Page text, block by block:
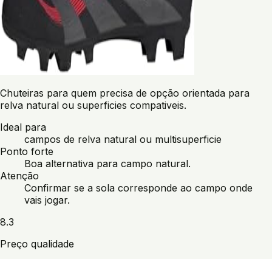
Chuteiras para quem precisa de opção orientada para
relva natural ou superficies compativeis.
Ideal para
campos de relva natural ou multisuperficie
Ponto forte
Boa alternativa para campo natural.
Atenção
Confirmar se a sola corresponde ao campo onde
vais jogar.
8.3
Preço qualidade